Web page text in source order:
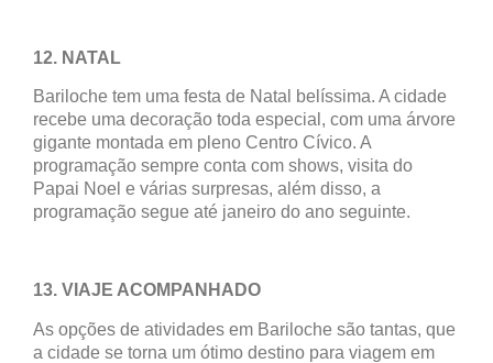
12. NATAL
Bariloche tem uma festa de Natal belíssima. A cidade
recebe uma decoração toda especial, com uma árvore
gigante montada em pleno Centro Cívico. A
programação sempre conta com shows, visita do
Papai Noel e várias surpresas, além disso, a
programação segue até janeiro do ano seguinte.
13. VIAJE ACOMPANHADO
As opções de atividades em Bariloche são tantas, que
a cidade se torna um ótimo destino para viagem em